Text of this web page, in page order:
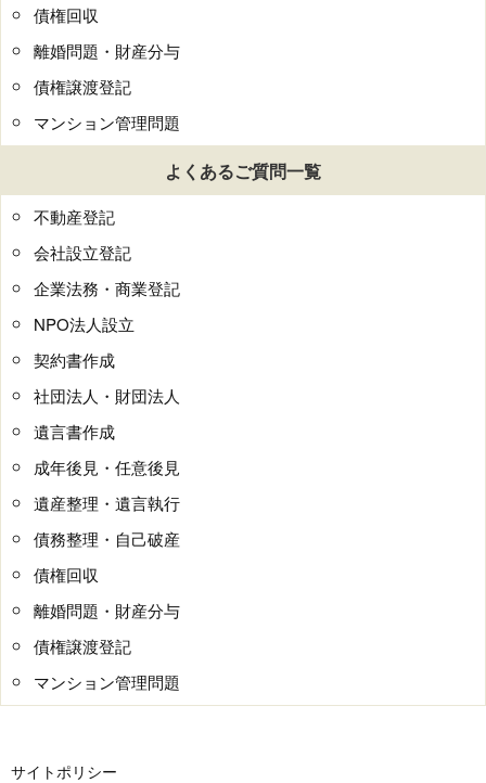
債権回収
離婚問題・財産分与
債権譲渡登記
マンション管理問題
よくあるご質問一覧
不動産登記
会社設立登記
企業法務・商業登記
NPO法人設立
契約書作成
社団法人・財団法人
遺言書作成
成年後見・任意後見
遺産整理・遺言執行
債務整理・自己破産
債権回収
離婚問題・財産分与
債権譲渡登記
マンション管理問題
サイトポリシー